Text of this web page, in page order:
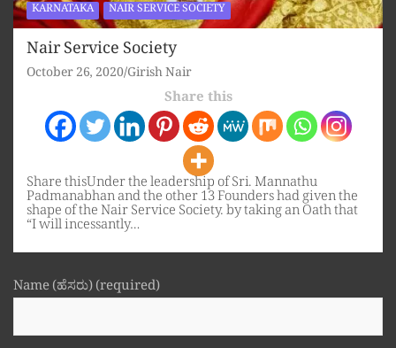
KARNATAKA NAIR SERVICE SOCIETY
Nair Service Society
October 26, 2020 Girish Nair
Share this
Share thisUnder the leadership of Sri. Mannathu
Padmanabhan and the other 13 Founders had given the
shape of the Nair Service Society. by taking an Oath that
“I will incessantly…
Name (ಹೆಸರು) (required)